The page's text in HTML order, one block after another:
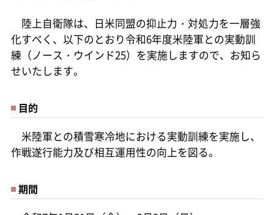
陸上自衛隊は、日米同盟の抑止力・対処力を一層強
化すべく、以下のとおり令和6年度米陸軍との実動訓
練（ノース・ウインド25）を実施しますので、お知ら
せいたします。
目的
米陸軍との積雪寒冷地における実動訓練を実施し、
作戦遂行能力及び相互運用性の向上を図る。
期間